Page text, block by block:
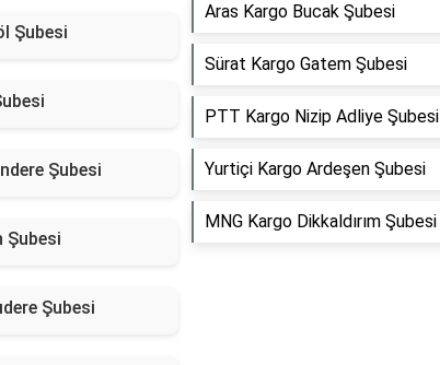
Şubesi
Şubesi
Şubesi
Şubesi
Aras Kargo Bucak Şubesi
Sürat Kargo Gatem Şubesi
PTT Kargo Nizip Adliye Şubesi
Yurtiçi Kargo Ardeşen Şubesi
MNG Kargo Dikkaldırım Şubesi